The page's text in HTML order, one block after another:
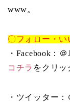
www。
〇フォロー・い
・Facebook：
コチラ をクリッ
・ツイッター